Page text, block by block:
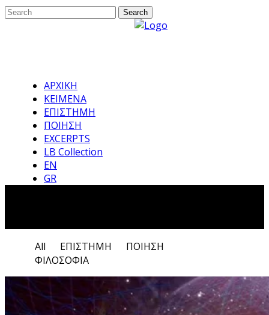
ΑΡΧΙΚΗ
ΚΕΙΜΕΝΑ
ΕΠΙΣΤΗΜΗ
ΠΟΙΗΣΗ
EXCERPTS
LB Collection
EN
GR
All ΕΠΙΣΤΗΜΗ
ΠΟΙΗΣΗ
ΦΙΛΟΣΟΦΙΑ